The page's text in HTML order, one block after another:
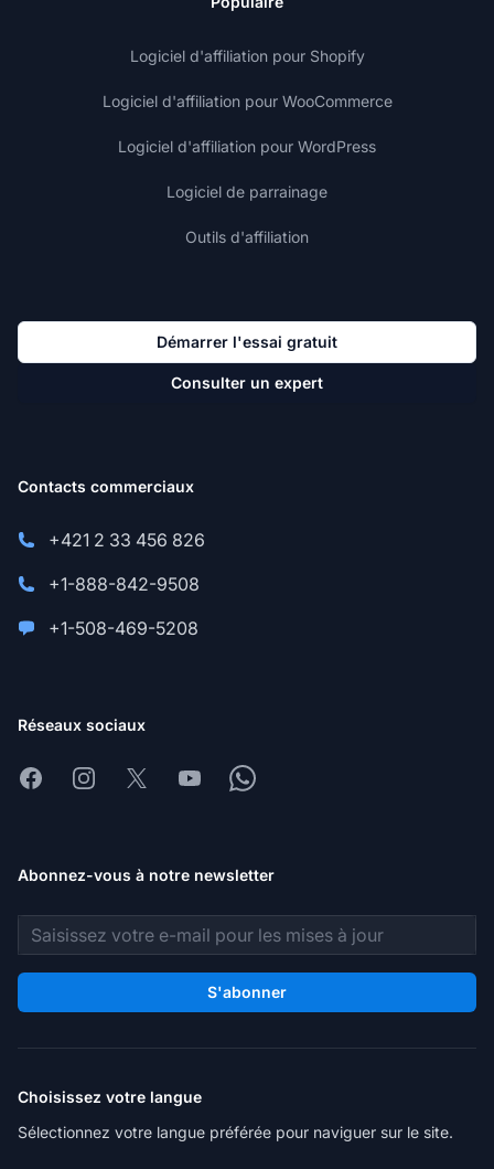
Logiciel d'affiliation pour Shopify
Logiciel d'affiliation pour WooCommerce
Logiciel d'affiliation pour WordPress
Logiciel de parrainage
Outils d'affiliation
Démarrer l'essai gratuit
Consulter un expert
Contacts commerciaux
+421 2 33 456 826
+1-888-842-9508
+1-508-469-5208
Réseaux sociaux
FacebookInstagram
X YoutubeWhatsapp
Abonnez-vous à notre newsletter
Adresse e-mail
S'abonner
Choisissez votre langue
Sélectionnez votre langue préférée pour naviguer sur le site.